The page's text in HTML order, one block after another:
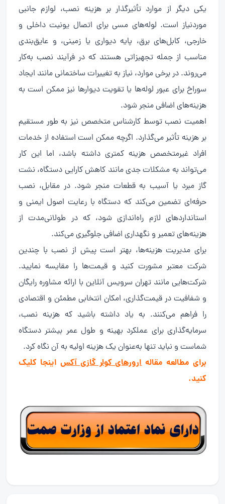
یکی دیگر از موارد تأثیرگذار بر هزینه نصب، لوازم جانبی
موردنیاز است. لوله‌های مسی برای اتصال یونیت داخلی و
خارجی، کابل‌های برق، پایه دیواری یا زمینی، و عایق‌بندی
مناسب از جمله تجهیزاتی هستند که در فرآیند نصب به‌کار
می‌روند. در برخی موارد، نیاز به تغییرات ساختمانی مانند ایجاد
سوراخ برای عبور لوله‌ها یا تقویت دیوارها نیز ممکن است به
هزینه‌های اضافی منجر شود.
اهمیت نصب توسط کارشناس متخصص نیز به طور مستقیم
بر هزینه تأثیر می‌گذارد. اگرچه ممکن است استفاده از خدمات
افراد غیرمتخصص هزینه کمتری داشته باشد، اما این کار
می‌تواند به مشکلات جدی مانند کاهش کارایی دستگاه، نشت
گاز مبرد یا آسیب به قطعات منجر شود. در مقابل، نصب
حرفه‌ای تضمین می‌کند که دستگاه با رعایت اصول ایمنی و
استانداردهای لازم راه‌اندازی شود، که در طولانی‌مدت از
هزینه‌های تعمیر و نگهداری اضافی جلوگیری می‌کند.
برای مدیریت هزینه‌ها، بهتر است پیش از نصب با چندین
شرکت معتبر مشورت کنید و قیمت‌ها را مقایسه نمایید.
شرکت‌هایی مانند تهران سرویس آنلاین با ارائه مشاوره رایگان
و شفافیت در قیمت‌گذاری، امکان انتخابی مطمئن و اقتصادی
را فراهم می‌کنند. به یاد داشته باشید که هزینه نصب،
سرمایه‌گذاری برای عملکرد بهینه و طول عمر بیشتر دستگاه
شماست و نباید تنها به‌عنوان یک هزینه اولیه به آن نگاه کرد.
برای مطالعه مقالهارورهای کولر گازی آکس اینجا کلیک
کنید.